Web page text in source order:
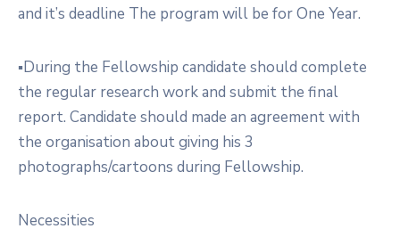
and it’s deadline The program will be for One Year.
▪︎During the Fellowship candidate should complete
the regular research work and submit the final
report. Candidate should made an agreement with
the organisation about giving his 3
photographs/cartoons during Fellowship.
Necessities